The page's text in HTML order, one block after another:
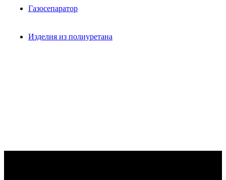
Газосепаратор
Изделия из полиуретана